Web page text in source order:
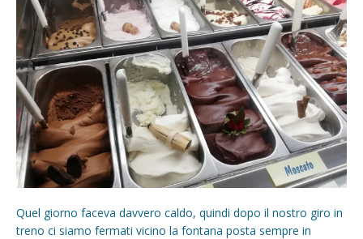
Quel giorno faceva davvero caldo, quindi dopo il nostro giro in
treno ci siamo fermati vicino la fontana posta sempre in